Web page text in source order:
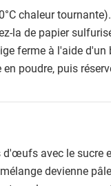
chaleur
la de papier
ferme à l'aide d'un
poudre, puis
avec le sucre
devienne